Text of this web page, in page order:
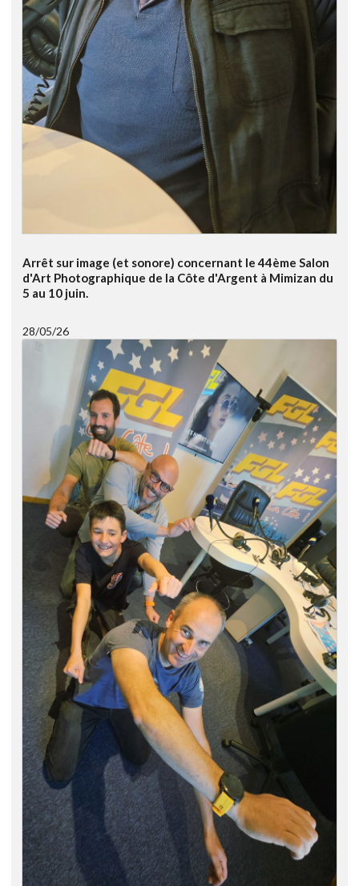
Arrêt sur image (et sonore) concernant le 44ème Salon
d'Art Photographique de la Côte d'Argent à Mimizan du
5 au 10 juin.
28/05/26